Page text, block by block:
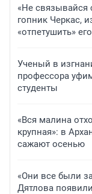
«Не связывайся
гопник Черкас,
«отпетушить» его
Ученый в
профессора
студенты
«Вся малина
крупная»: в
сажают осенью
«Они все были
Дятлова